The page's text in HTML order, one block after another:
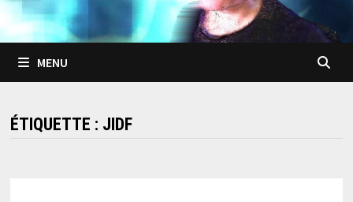
MENU
ÉTIQUETTE : JIDF